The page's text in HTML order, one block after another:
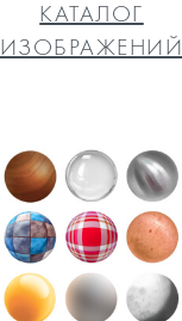
КАТАЛОГ
ИЗОБРАЖЕНИЙ